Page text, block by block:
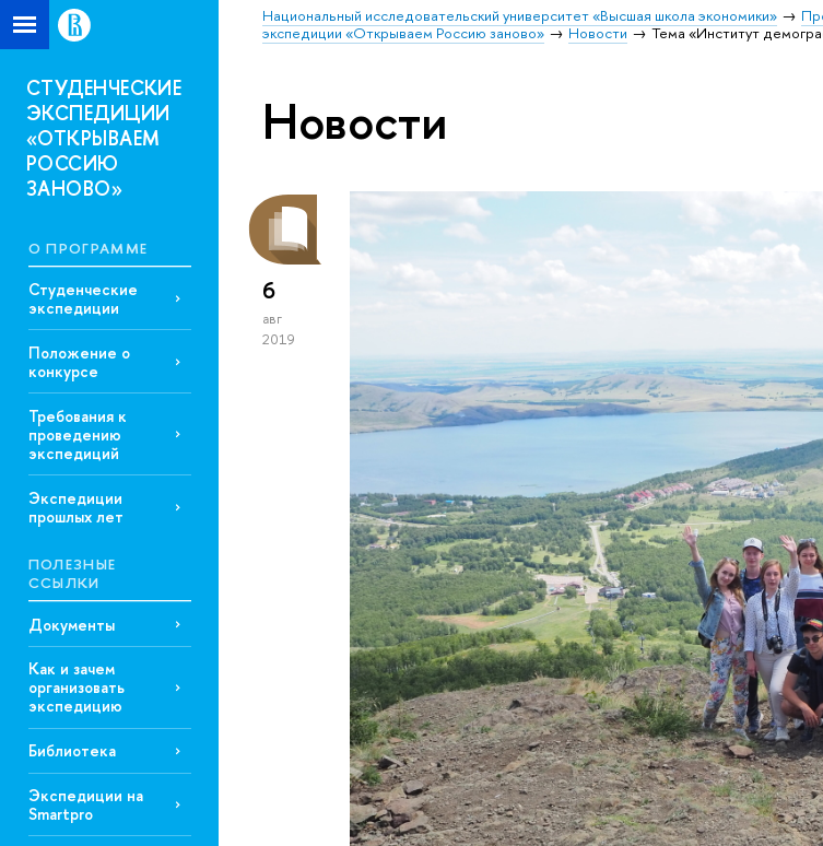
Национальный исследовательский университет «Высшая школа экономики»
экспедиции «Открываем Россию заново»
Новости Тема «Институт
СТУДЕНЧЕСКИЕ
ЭКСПЕДИЦИИ
«ОТКРЫВАЕМ
РОССИЮ
ЗАНОВО»
О ПРОГРАММЕ
Студенческие
экспедиции
Положение о
конкурсе
Требования к
проведению
экспедиций
Экспедиции
прошлых лет
ПОЛЕЗНЫЕ
ССЫЛКИ
Документы
Как и зачем
организовать
экспедицию
Библиотека
Экспедиции на
Smartpro
Новости
6
авг
2019